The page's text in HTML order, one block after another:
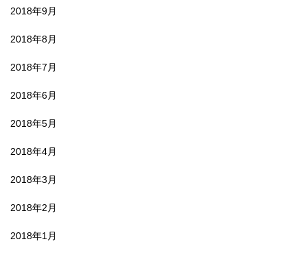
2018年9月
2018年8月
2018年7月
2018年6月
2018年5月
2018年4月
2018年3月
2018年2月
2018年1月